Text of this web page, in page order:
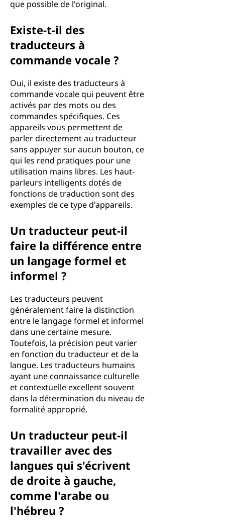
que possible de l'original.
Existe-t-il des
traducteurs à
commande vocale ?
Oui, il existe des traducteurs à
commande vocale qui peuvent être
activés par des mots ou des
commandes spécifiques. Ces
appareils vous permettent de
parler directement au traducteur
sans appuyer sur aucun bouton, ce
qui les rend pratiques pour une
utilisation mains libres. Les haut-
parleurs intelligents dotés de
fonctions de traduction sont des
exemples de ce type d'appareils.
Un traducteur peut-il
faire la différence entre
un langage formel et
informel ?
Les traducteurs peuvent
généralement faire la distinction
entre le langage formel et informel
dans une certaine mesure.
Toutefois, la précision peut varier
en fonction du traducteur et de la
langue. Les traducteurs humains
ayant une connaissance culturelle
et contextuelle excellent souvent
dans la détermination du niveau de
formalité approprié.
Un traducteur peut-il
travailler avec des
langues qui s'écrivent
de droite à gauche,
comme l'arabe ou
l'hébreu ?